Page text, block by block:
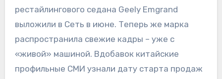
рестайлингового седана Geely Emgrand
выложили в Сеть в июне. Теперь же марка
распространила свежие кадры – уже с
«живой» машиной. Вдобавок китайские
профильные СМИ узнали дату старта продаж